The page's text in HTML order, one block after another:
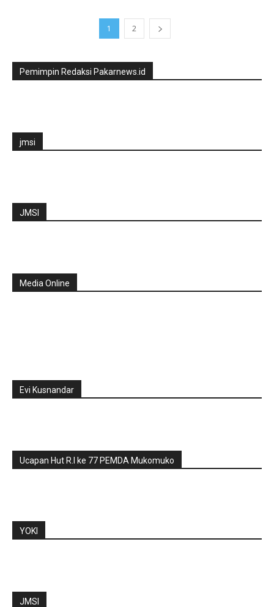
1 2
Pemimpin Redaksi Pakarnews.id
jmsi
JMSI
Media Online
Evi Kusnandar
Ucapan Hut R.I ke 77 PEMDA Mukomuko
YOKI
JMSI